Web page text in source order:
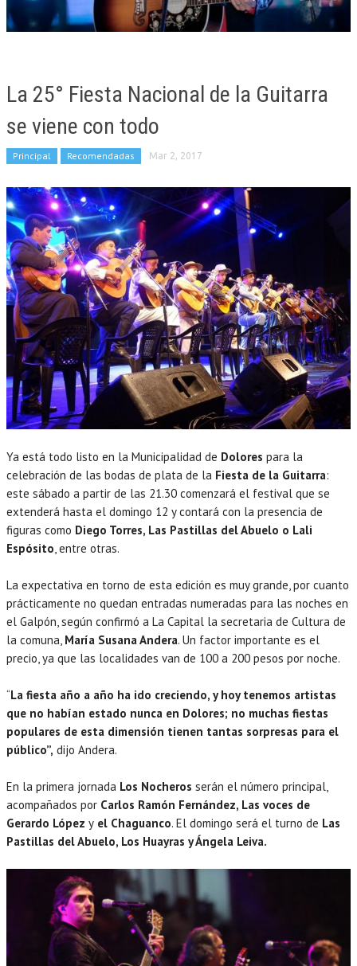
La 25° Fiesta Nacional de la Guitarra
se viene con todo
Principal Recomendadas Mar 2, 2017
Ya está todo listo en la Municipalidad de Dolores para la
celebración de las bodas de plata de la Fiesta de la Guitarra:
este sábado a partir de las 21.30 comenzará el festival que se
extenderá hasta el domingo 12 y contará con la presencia de
figuras como Diego Torres, Las Pastillas del Abuelo o Lali
Espósito, entre otras.
La expectativa en torno de esta edición es muy grande, por cuanto
prácticamente no quedan entradas numeradas para las noches en
el Galpón, según confirmó a La Capital la secretaria de Cultura de
la comuna, María Susana Andera. Un factor importante es el
precio, ya que las localidades van de 100 a 200 pesos por noche.
“La fiesta año a año ha ido creciendo, y hoy tenemos artistas
que no habían estado nunca en Dolores; no muchas fiestas
populares de esta dimensión tienen tantas sorpresas para el
público”, dijo Andera.
En la primera jornada Los Nocheros serán el número principal,
acompañados por Carlos Ramón Fernández, Las voces de
Gerardo López y el Chaguanco. El domingo será el turno de Las
Pastillas del Abuelo, Los Huayras y Ángela Leiva.